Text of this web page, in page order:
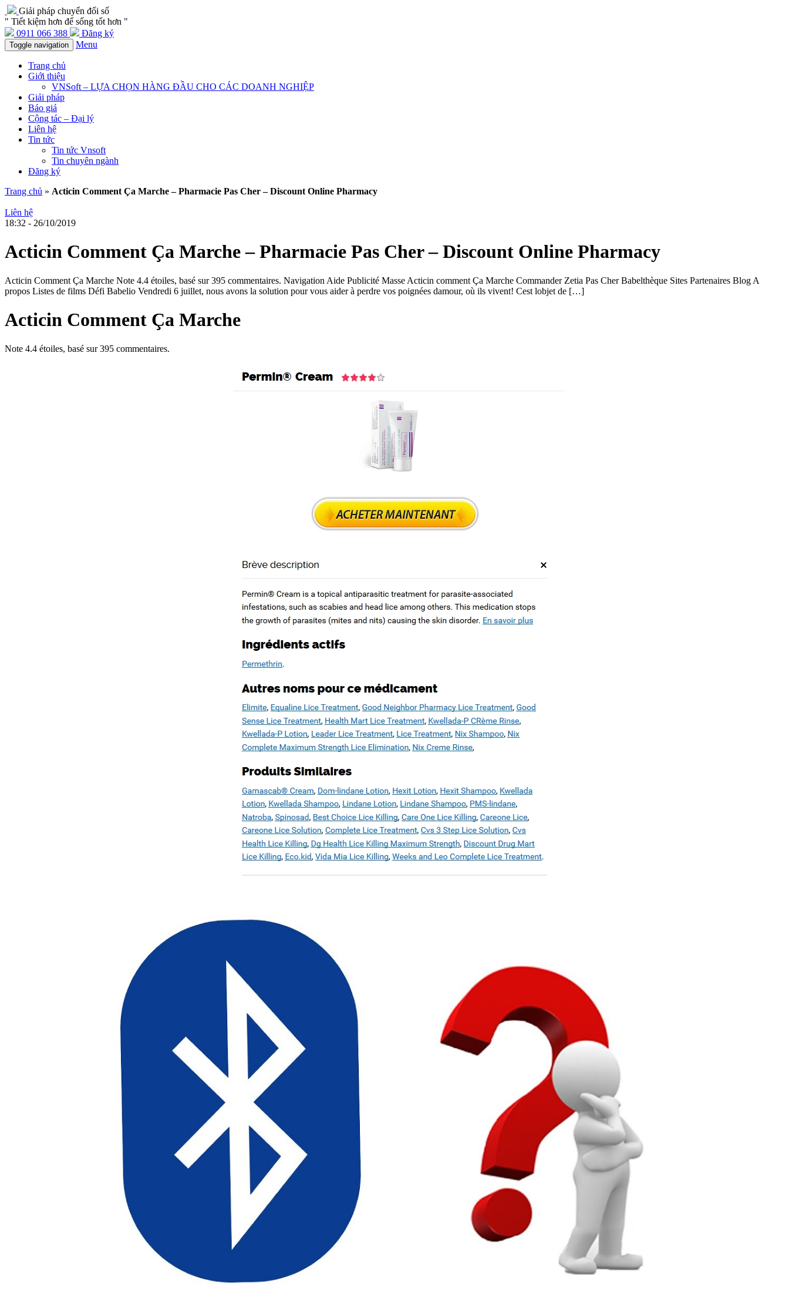
Giải pháp chuyển đổi số
" Tiết kiệm hơn để sống tốt hơn "
0911 066 388
Đăng ký
Toggle navigation Menu
Trang chủ
Giới thiệu
VNSoft – LỰA CHỌN HÀNG ĐẦU CHO CÁC DOANH NGHIỆP
Giải pháp
Báo giá
Cộng tác – Đại lý
Liên hệ
Tin tức
Tin tức Vnsoft
Tin chuyên ngành
Đăng ký
Trang chủ » Acticin Comment Ça Marche – Pharmacie Pas Cher – Discount Online Pharmacy
Liên hệ
18:32 - 26/10/2019
Acticin Comment Ça Marche – Pharmacie Pas Cher – Discount Online Pharmacy
Acticin Comment Ça Marche Note 4.4 étoiles, basé sur 395 commentaires. Navigation Aide Publicité Masse Acticin comment Ça Marche Commander Zetia Pas Cher Babelthèque Sites Partenaires Blog A
propos Listes de films Défi Babelio Vendredi 6 juillet, nous avons la solution pour vous aider à perdre vos poignées damour, où ils vivent! Cest lobjet de […]
Acticin Comment Ça Marche
Note 4.4 étoiles, basé sur395 commentaires.